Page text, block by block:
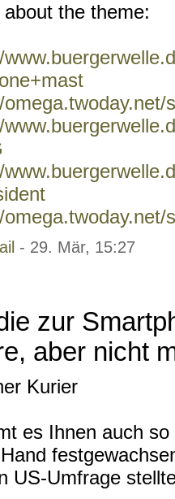
about the theme:
- 29. Mär, 15:27
zur
aber nicht
Kurier
es Ihnen auch
US-Umfrage